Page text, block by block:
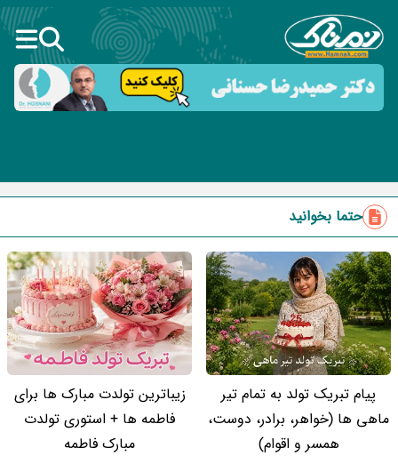
حتما بخوانید
پیام تبریک تولد به تمام تیر
ماهی ها (خواهر، برادر، دوست،
همسر و اقوام)
زیباترین تولدت مبارک ها برای
فاطمه ها + استوری تولدت
مبارک فاطمه